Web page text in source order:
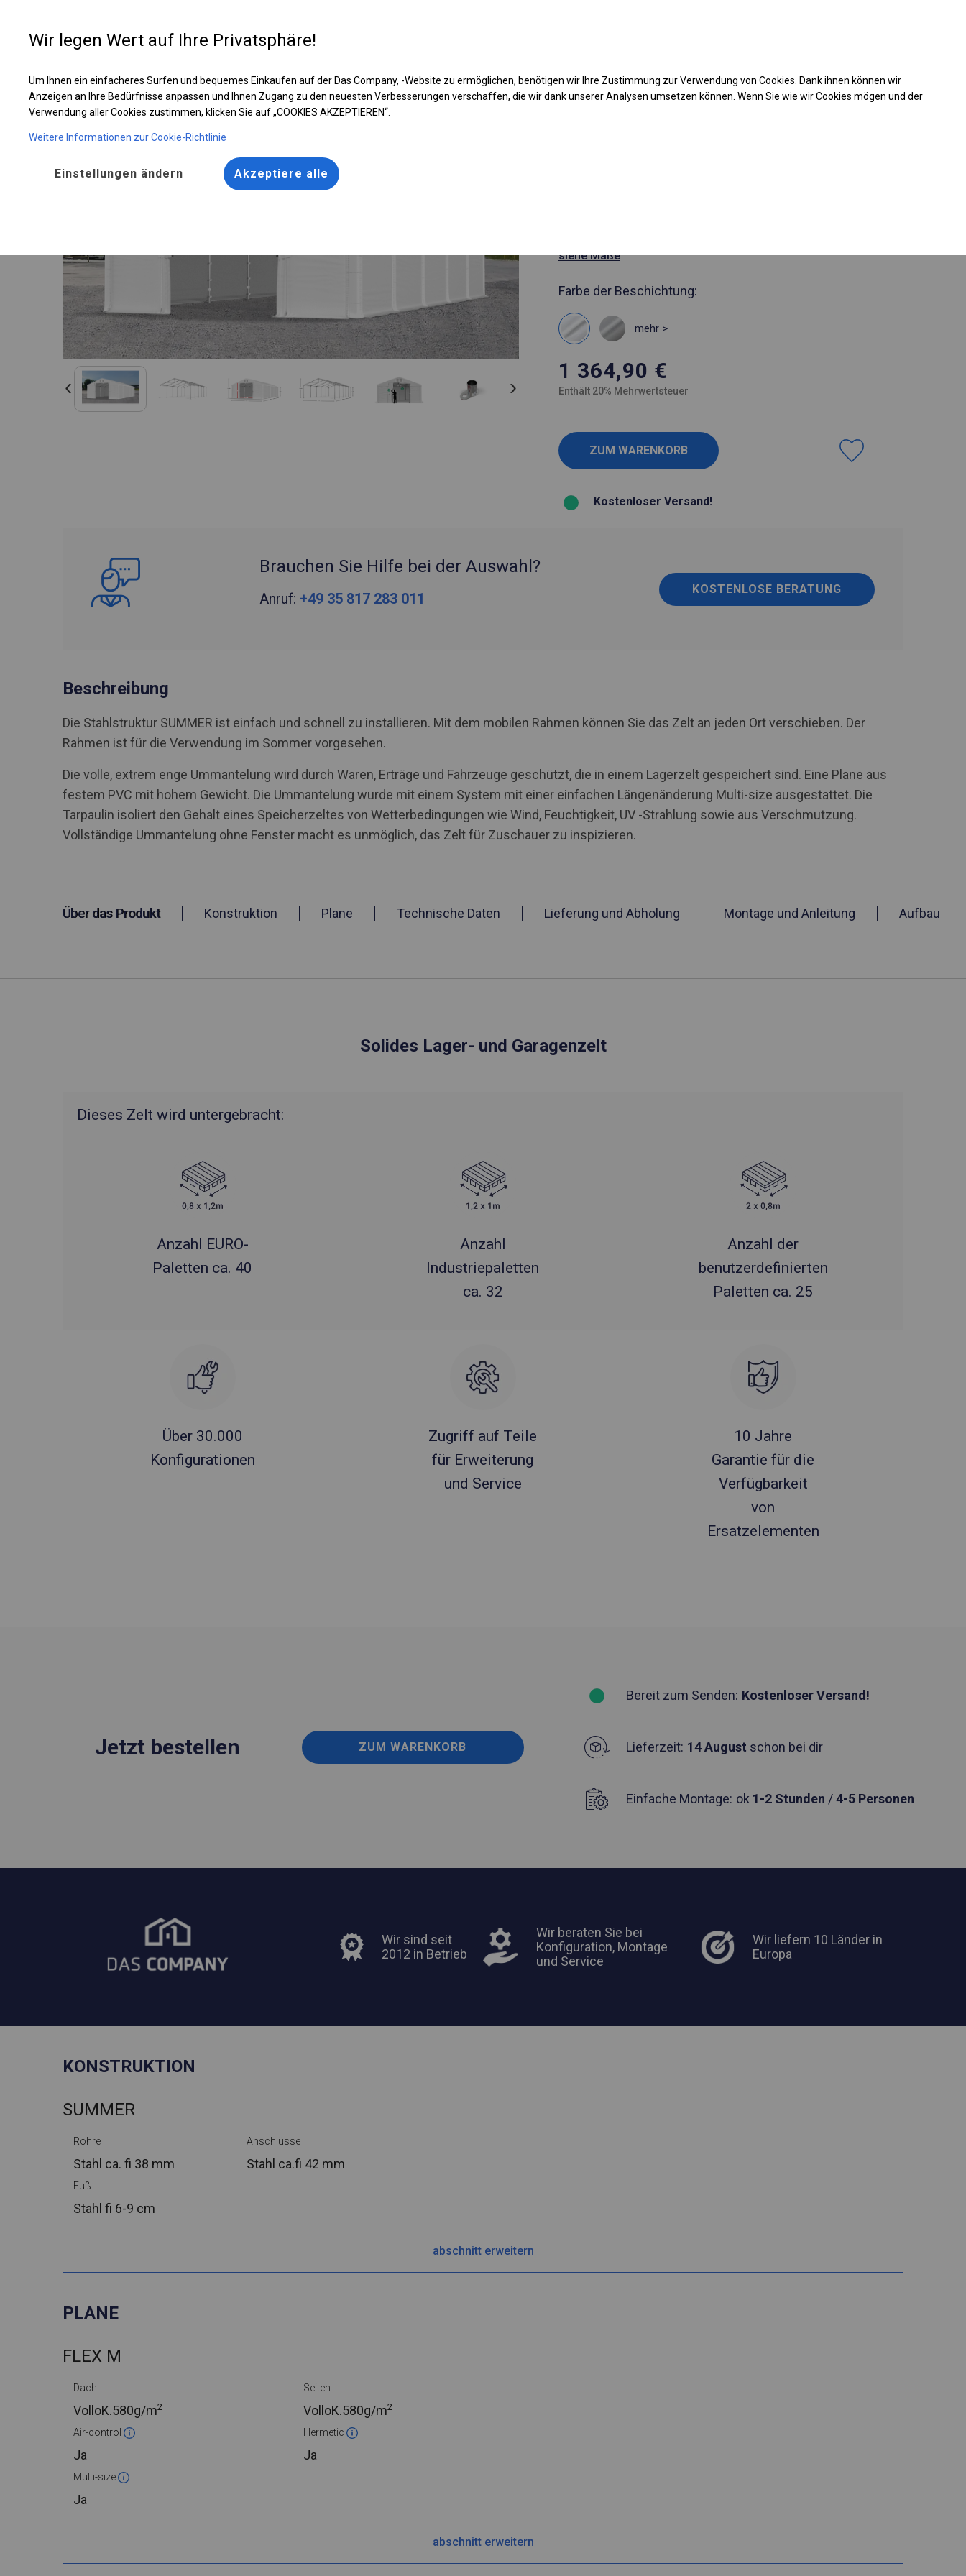
Entwerfen Sie Ihr Zelt
Solides Lager- und Garagenzelt | 4x10 m Laden Sie das PDF -Angebot herunter
siehe Maße
Farbe der Beschichtung:
mehr >
1 364,90 €
Enthält 20% Mehrwertsteuer
Kostenloser Versand!
Brauchen Sie Hilfe bei der Auswahl?
Anruf: +49 35 817 283 011
KOSTENLOSE BERATUNG
Beschreibung
Die Stahlstruktur SUMMER ist einfach und schnell zu installieren. Mit dem mobilen Rahmen können Sie das Zelt an jeden Ort verschieben. Der
Rahmen ist für die Verwendung im Sommer vorgesehen.
Die volle, extrem enge Ummantelung wird durch Waren, Erträge und Fahrzeuge geschützt, die in einem Lagerzelt gespeichert sind. Eine Plane aus
festem PVC mit hohem Gewicht. Die Ummantelung wurde mit einem System mit einer einfachen Längenänderung Multi-size ausgestattet. Die
Tarpaulin isoliert den Gehalt eines Speicherzeltes von Wetterbedingungen wie Wind, Feuchtigkeit, UV -Strahlung sowie aus Verschmutzung.
Vollständige Ummantelung ohne Fenster macht es unmöglich, das Zelt für Zuschauer zu inspizieren.
Über das Produkt Konstruktion Plane Technische Daten Lieferung und Abholung Montage und Anleitung Aufbau
Solides Lager- und Garagenzelt
Dieses Zelt wird untergebracht:
Anzahl EURO-
Paletten ca. 40
Anzahl
Industriepaletten
ca. 32
Anzahl der
benutzerdefinierten
Paletten ca. 25
Über 30.000
Konfigurationen
Zugriff auf Teile
für Erweiterung
und Service
10 Jahre
Garantie für die
Verfügbarkeit
von
Ersatzelementen
Jetzt bestellen ZUM WARENKORB
Bereit zum Senden: Kostenloser Versand!
Lieferzeit: 14 August schon bei dir
Einfache Montage: ok 1-2 Stunden /4-5 Personen
Wir sind seit
2012 in Betrieb
Wir beraten Sie bei
Konfiguration, Montage
und Service
Wir liefern 10 Länder in
Europa
KONSTRUKTION
SUMMER
Rohre
Stahl ca. fi 38 mm
Anschlüsse
Stahl ca.fi 42 mm
Fuß
Stahl fi 6-9 cm
abschnitt erweitern
PLANE
FLEX M
Dach
VolloK.580g/m2
Seiten
VolloK.580g/m2
Air-control
Ja
Hermetic
Ja
Multi-size
Ja
abschnitt erweitern
Wir legen Wert auf Ihre Privatsphäre!
Um Ihnen ein einfacheres Surfen und bequemes Einkaufen auf der Das Company, -Website zu ermöglichen, benötigen wir Ihre Zustimmung zur Verwendung von Cookies. Dank ihnen können wir
Anzeigen an Ihre Bedürfnisse anpassen und Ihnen Zugang zu den neuesten Verbesserungen verschaffen, die wir dank unserer Analysen umsetzen können. Wenn Sie wie wir Cookies mögen und der
Verwendung aller Cookies zustimmen, klicken Sie auf „COOKIES AKZEPTIEREN“.
Weitere Informationen zur Cookie-Richtlinie
Einstellungen ändern Akzeptiere alle